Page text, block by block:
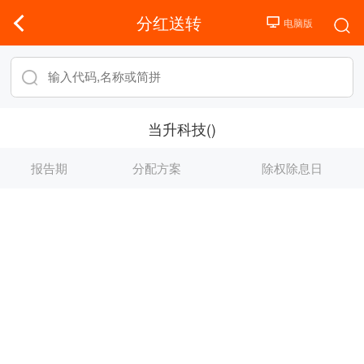
分红送转
当升科技()
报告期 分配方案 除权除息日